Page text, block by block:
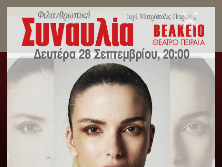
Η Πόλη του Πειραιά τίμησε τον Πολιούχο και
προστάτη της, Άγιο Σπυρίδωνα